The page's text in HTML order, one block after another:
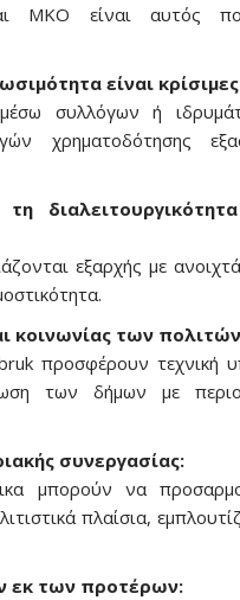
ΜΚΟ είναι αυτός
είναι
συλλόγων ή
χρηματοδότησης
εξαρχής με
κοινωνίας των
προσφέρουν τεχνική
των δήμων με
συνεργασίας:
μπορούν να
πλαίσια,
εκ των προτέρων: